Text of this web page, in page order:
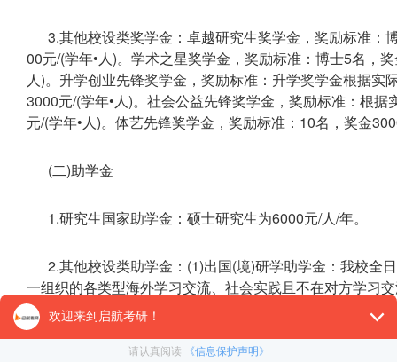
3.其他校设类奖学金：卓越研究生奖学金，奖励标准：
00元/(学年•人)。学术之星奖学金，奖励标准：博士5名，
人)。升学创业先锋奖学金，奖励标准：升学奖学金根据
3000元/(学年•人)。社会公益先锋奖学金，奖励标准：根
元/(学年•人)。体艺先锋奖学金，奖励标准：10名，奖金
(二)助学金
1.研究生国家助学金：硕士研究生为6000元/人/年。
2.其他校设类助学金：(1)出国(境)研学助学金：我校全
一组织的各类型海外学习交流、社会实践且不在对方学习
资助必要支出。(2)少数民族学生助学金：我校全日制家庭
校少数民族学生的5%，每人资助2000元/学年。(3)特殊困
中遇到的突发、临时、特殊、重大的经济困难，每学年